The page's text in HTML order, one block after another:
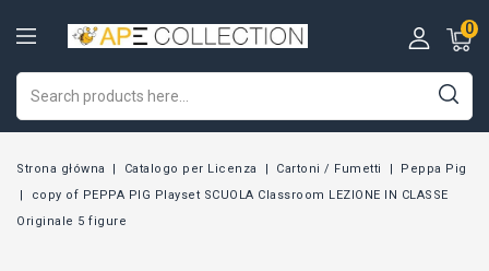
0
Strona główna Catalogo per Licenza Cartoni / Fumetti
Peppa Pig
copy of PEPPA PIG Playset SCUOLA Classroom LEZIONE IN CLASSE
Originale 5 figure